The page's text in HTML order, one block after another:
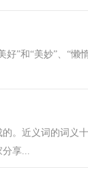
”和“美妙”、“懒
。近义词的词义
分享...